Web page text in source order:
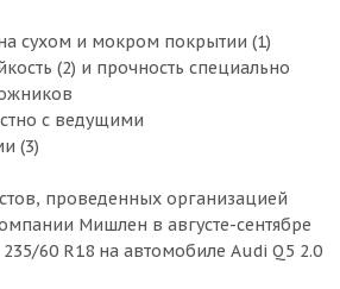
сухом и мокром покрытии (1)
(2) и прочность специально
с ведущими
(3)
проведенных организацией
Мишлен в августе-сентябре
60 R18 на автомобиле Audi Q5 2.0